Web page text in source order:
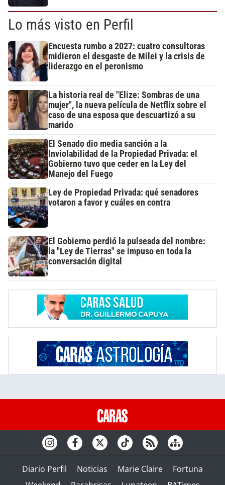
Lo más visto en Perfil
Encuesta rumbo a 2027: cuatro consultoras
midieron el desgaste de Milei y la crisis de
liderazgo en el peronismo
La historia real de "Elize: Sombras de una
mujer", la nueva película de Netflix sobre el
caso de una esposa que descuartizó a su
marido
El Senado dio media sanción a la
Inviolabilidad de la Propiedad Privada: el
Gobierno tuvo que ceder en la Ley del
Manejo del Fuego
Ley de Propiedad Privada: qué senadores
votaron a favor y cuáles en contra
El Gobierno perdió la pulseada del nombre:
la "Ley de Tierras" se impuso en toda la
conversación digital
Diario Perfil Noticias Marie Claire
Fortuna